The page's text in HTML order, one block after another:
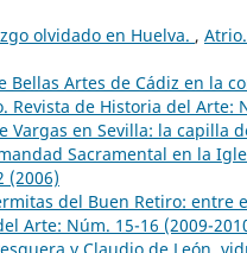
olvidado en Huelva. ,
Bellas Artes de Cádiz en la
Revista de Historia del Arte:
Vargas en Sevilla: la capilla
Sacramental en la
(2006)
del Buen Retiro: entre
Arte: Núm. 15-16 (2009-
y Claudio de León,